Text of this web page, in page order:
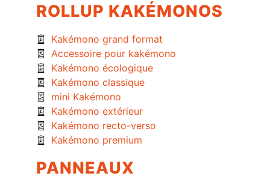
ROLLUP KAKÉMONOS
Kakémono grand format
Accessoire pour kakémono
Kakémono écologique
Kakémono classique
mini Kakémono
Kakémono extérieur
Kakémono recto-verso
Kakémono premium
PANNEAUX